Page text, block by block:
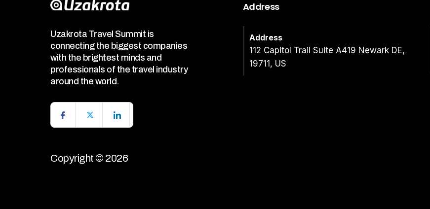
Uzakrota Travel Summit is
connecting the biggest companies
with the brightest minds and
professionals of the travel industry
around the world.
Copyright © 2026
Address
Address
112 Capitol Trail Suite A419 Newark DE,
19711, US